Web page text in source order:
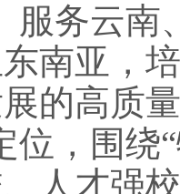
服务云南
南亚，
的高质
位，围绕
人才强